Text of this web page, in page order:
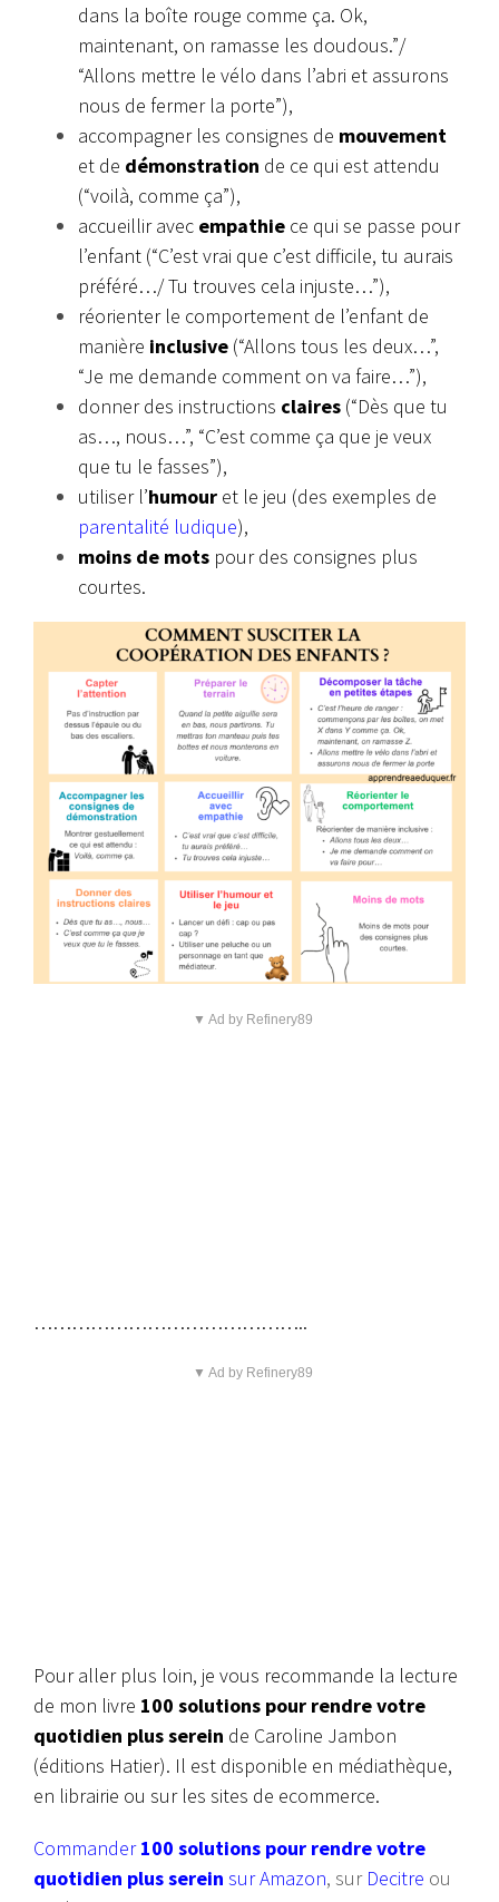
dans la boîte rouge comme ça. Ok,
maintenant, on ramasse les doudous.”/
“Allons mettre le vélo dans l’abri et assurons
nous de fermer la porte”),
accompagner les consignes de mouvement
et de démonstration de ce qui est attendu
(“voilà, comme ça”),
accueillir avec empathie ce qui se passe pour
l’enfant (“C’est vrai que c’est difficile, tu aurais
préféré…/ Tu trouves cela injuste…”),
réorienter le comportement de l’enfant de
manière inclusive (“Allons tous les deux…”,
“Je me demande comment on va faire…”),
donner des instructions claires (“Dès que tu
as…, nous…”, “C’est comme ça que je veux
que tu le fasses”),
utiliser l’humour et le jeu (des exemples de
parentalité ludique),
moins de mots pour des consignes plus
courtes.
▼ Ad by Refinery89
……………………………………..
▼ Ad by Refinery89
Pour aller plus loin, je vous recommande la lecture
de mon livre 100 solutions pour rendre votre
quotidien plus serein de Caroline Jambon
(éditions Hatier). Il est disponible en médiathèque,
en librairie ou sur les sites de ecommerce.
Commander100 solutions pour rendre votre
quotidien plus serein sur Amazon, sur Decitre ou